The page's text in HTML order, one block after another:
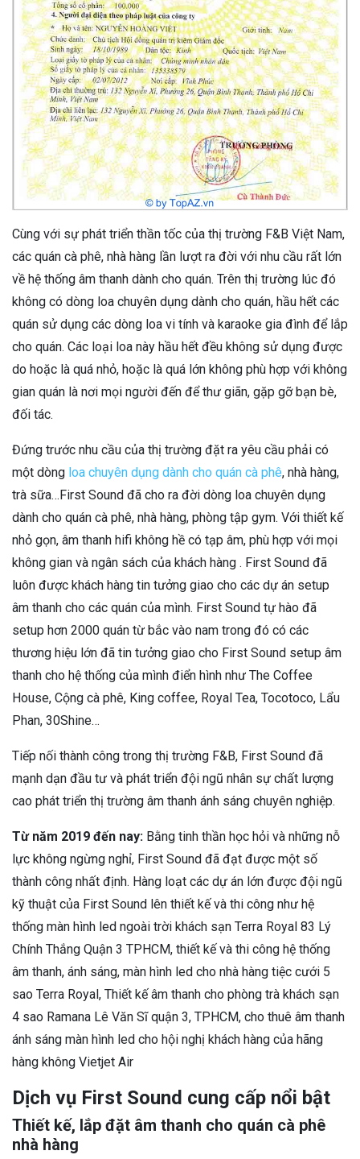
Cùng với sự phát triển thần tốc của thị trường F&B Việt Nam,
các quán cà phê, nhà hàng lần lượt ra đời với nhu cầu rất lớn
về hệ thống âm thanh dành cho quán. Trên thị trường lúc đó
không có dòng loa chuyên dụng dành cho quán, hầu hết các
quán sử dụng các dòng loa vi tính và karaoke gia đình để lắp
cho quán. Các loại loa này hầu hết đều không sử dụng được
do hoặc là quá nhỏ, hoặc là quá lớn không phù hợp với không
gian quán là nơi mọi người đến để thư giãn, gặp gỡ bạn bè,
đối tác.
Đứng trước nhu cầu của thị trường đặt ra yêu cầu phải có
một dòng loa chuyên dụng dành cho quán cà phê, nhà hàng,
trà sữa…First Sound đã cho ra đời dòng loa chuyên dụng
dành cho quán cà phê, nhà hàng, phòng tập gym. Với thiết kế
nhỏ gọn, âm thanh hifi không hề có tạp âm, phù hợp với mọi
không gian và ngân sách của khách hàng . First Sound đã
luôn được khách hàng tin tưởng giao cho các dự án setup
âm thanh cho các quán của mình. First Sound tự hào đã
setup hơn 2000 quán từ bắc vào nam trong đó có các
thương hiệu lớn đã tin tưởng giao cho First Sound setup âm
thanh cho hệ thống của mình điển hình như The Coffee
House, Cộng cà phê, King coffee, Royal Tea, Tocotoco, Lẩu
Phan, 30Shine…
Tiếp nối thành công trong thị trường F&B, First Sound đã
mạnh dạn đầu tư và phát triển đội ngũ nhân sự chất lượng
cao phát triển thị trường âm thanh ánh sáng chuyên nghiệp.
Từ năm 2019 đến nay: Bằng tinh thần học hỏi và những nỗ
lực không ngừng nghỉ, First Sound đã đạt được một số
thành công nhất định. Hàng loạt các dự án lớn được đội ngũ
kỹ thuật của First Sound lên thiết kế và thi công như hệ
thống màn hình led ngoài trời khách sạn Terra Royal 83 Lý
Chính Thắng Quận 3 TPHCM, thiết kế và thi công hệ thống
âm thanh, ánh sáng, màn hình led cho nhà hàng tiệc cưới 5
sao Terra Royal, Thiết kế âm thanh cho phòng trà khách sạn
4 sao Ramana Lê Văn Sĩ quận 3, TPHCM, cho thuê âm thanh
ánh sáng màn hình led cho hội nghị khách hàng của hãng
hàng không Vietjet Air
Dịch vụ First Sound cung cấp nổi bật
Thiết kế, lắp đặt âm thanh cho quán cà phê
nhà hàng